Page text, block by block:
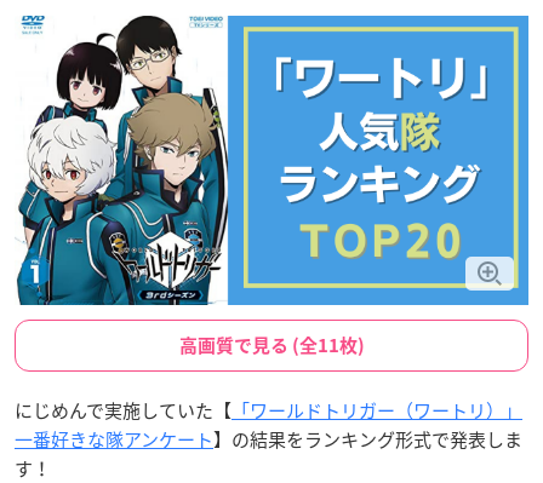
高画質で見る (全11枚)
にじめんで実施していた【 「ワールドトリガー（ワートリ）」
一番好きな隊アンケート】の結果をランキング形式で発表しま
す！